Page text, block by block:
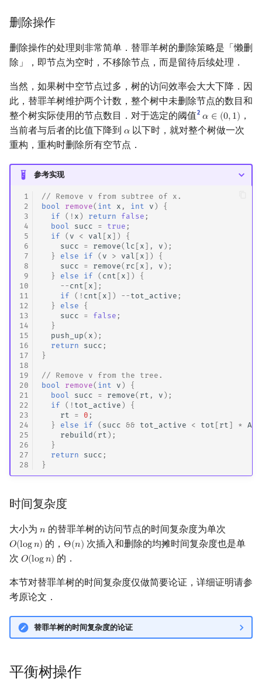
删除操作
删除操作的处理则非常简单．替罪羊树的删除策略是「懒删
除」，即节点为空时，不移除节点，而是留待后续处理．
当然，如果树中空节点过多，树的访问效率会大大下降．因
此，替罪羊树维护两个计数，整个树中未删除节点的数目和
整个树实际使用的节点数目．对于选定的阈值2 𝛼 ∈ (0,1)
α∈( 0,1)
，
当前者与后者的比值下降到 𝛼
α 以下时，就对整个树做一次
重构，重构时删除所有空节点．
参考实现
1
2
3
4
5
6
7
8
9
10
11
12
13
14
15
16
17
18
19
20
21
22
23
24
25
26
27
28
// Remove v from subtree of x.
bool
remove( int x , int v )
{
if
( ! x ) return false ;
bool
succ = true ;
if
( v < val [ x ])
{
succ
= remove(lc [ x ], v );
}
else if ( v > val [ x ])
{
succ
= remove( rc [ x ], v );
}
else if ( cnt [ x ])
{
-- cnt [ x ];
if
( ! cnt [ x ]) -- tot_active ;
}
else
{
succ
= false ;
}
push_up( x );
return
succ ;
}
// Remove v from the tree.
bool
remove( int v )
{
bool
succ = remove( rt , v );
if
( ! tot_active )
{
rt
= 0 ;
}
else if ( succ && tot_active < tot [ rt ] *
rebuild( rt );
}
return
succ ;
}
时间复杂度
大小为 𝑛
n 的替罪羊树的访问节点的时间复杂度为单次
𝑂(log𝑛)
O(logn) 的， Θ(𝑛)
Θ(n) 次插入和删除的均摊时间复杂度也是单
次 𝑂(log𝑛)
O(logn) 的．
本节对替罪羊树的时间复杂度仅做简要论证，详细证明请参
考原论文．
替罪羊树的时间复杂度的论证
平衡树操作